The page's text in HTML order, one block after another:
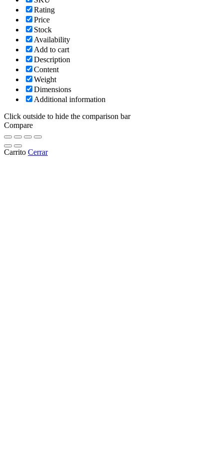
Rating
Price
Stock
Availability
Add to cart
Description
Content
Weight
Dimensions
Additional information
Click outside to hide the comparison bar
Compare
Carrito Cerrar